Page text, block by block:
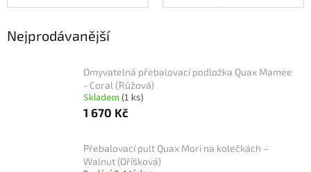
Nejprodávanější
Omyvatelná přebalovací podložka Quax Mamee
- Coral (Růžová)
Skladem (1 ks)
1 670 Kč
Přebalovací pult Quax Mori na kolečkách –
Walnut (Oříšková)